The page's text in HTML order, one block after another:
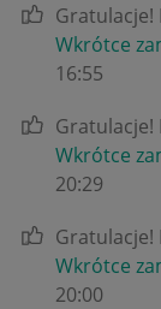
Gratulacje!
Wkrótce
16:55
Gratulacje!
Wkrótce
20:29
Gratulacje!
Wkrótce
20:00